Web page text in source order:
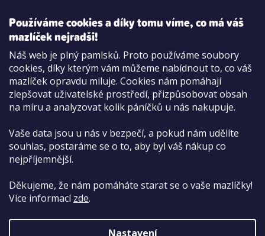
Používáme cookies a díky tomu víme, co má váš
mazlíček nejradši!
Náš web je plný pamlsků. Proto používáme soubory
cookies, díky kterým vám můžeme nabídnout to, co váš
mazlíček opravdu miluje. Cookies nám pomáhají
zlepšovat uživatelské prostředí, přizpůsobovat obsah
na míru a analyzovat kolik páníčků u nás nakupuje.
Vaše data jsou u nás v bezpečí, a pokud nám udělíte
souhlas, postaráme se o to, aby byl váš nákup co
nejpříjemnější.
Děkujeme, že nám pomáháte starat se o vaše mazlíčky!
Více informacízde.
Nastavení
Možnosti platby:
Dobírkou
Hotově i kartou na pobočce